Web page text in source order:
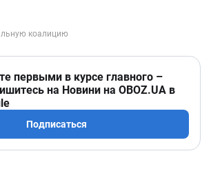
первыми в курсе главного –
на Новини на OBOZ.UA в
Подписаться